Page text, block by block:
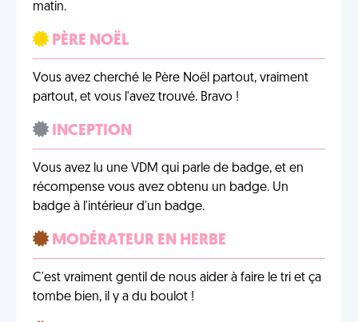
matin.
PÈRE NOËL
Vous avez cherché le Père Noël partout, vraiment
partout, et vous l'avez trouvé. Bravo !
INCEPTION
Vous avez lu une VDM qui parle de badge, et en
récompense vous avez obtenu un badge. Un
badge à l'intérieur d'un badge.
MODÉRATEUR EN HERBE
C'est vraiment gentil de nous aider à faire le tri et ça
tombe bien, il y a du boulot !